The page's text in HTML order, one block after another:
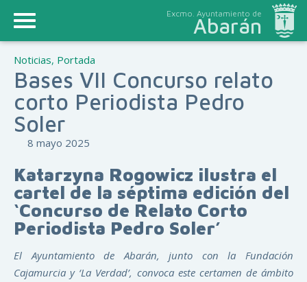
Excmo. Ayuntamiento de
Abarán
Noticias, Portada
Bases VII Concurso relato
corto Periodista Pedro
Soler
8 mayo 2025
Katarzyna Rogowicz ilustra el
cartel de la séptima edición del
‘Concurso de Relato Corto
Periodista Pedro Soler’
El Ayuntamiento de Abarán, junto con la Fundación
Cajamurcia y ‘La Verdad’, convoca este certamen de ámbito